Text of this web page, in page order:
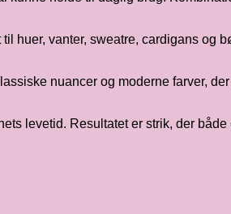
huer, vanter, sweatre, cardigans
nuancer og moderne farver,
levetid. Resultatet er strik, der